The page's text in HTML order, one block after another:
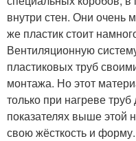
внутри стен. Они очень
же пластик стоит
Вентиляционную
пластиковых труб
монтажа. Но этот
только при нагреве
показателях выше этой
свою жёсткость и форму.